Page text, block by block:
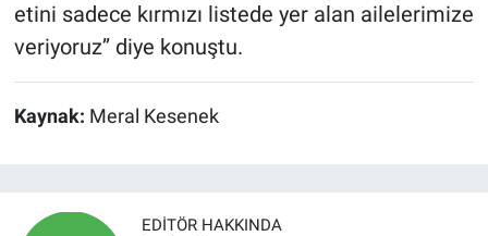
etini sadece kırmızı listede yer alan ailelerimize
veriyoruz’’ diye konuştu.
Kaynak: Meral Kesenek
EDITÖR HAKKINDA